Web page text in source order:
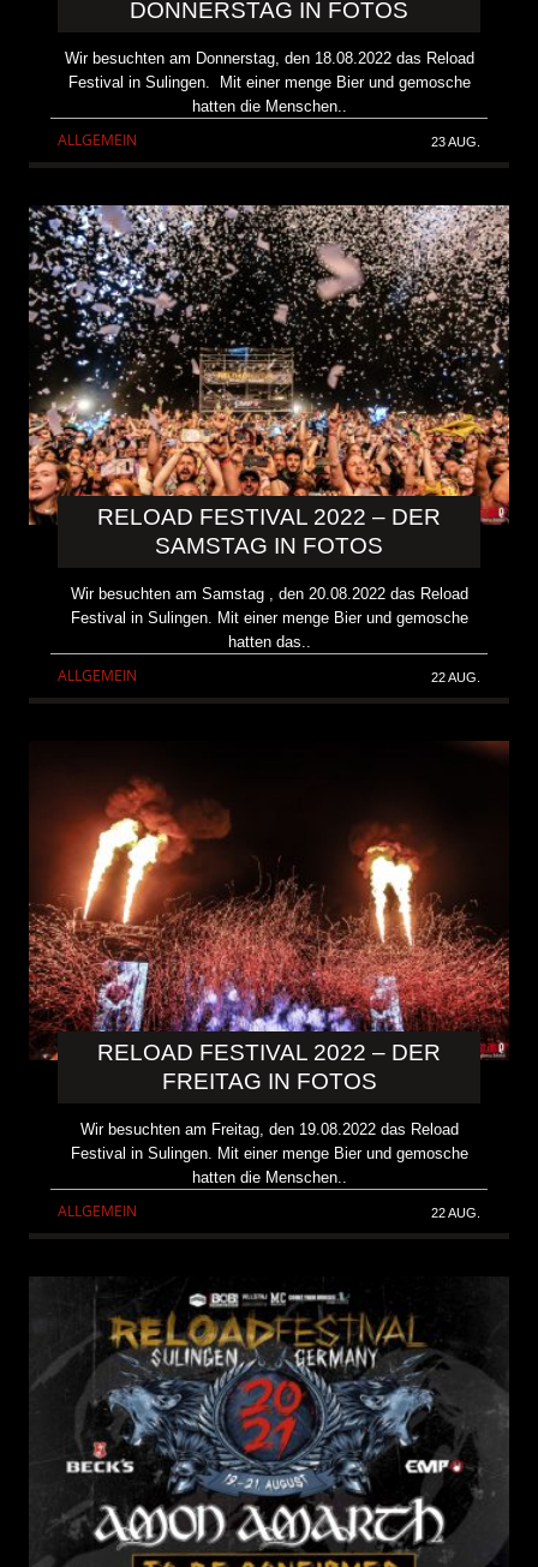
DONNERSTAG IN FOTOS
Wir besuchten am Donnerstag, den 18.08.2022 das Reload
Festival in Sulingen. Mit einer menge Bier und gemosche
hatten die Menschen..
ALLGEMEIN 23 AUG.
RELOAD FESTIVAL 2022 – DER
SAMSTAG IN FOTOS
Wir besuchten am Samstag , den 20.08.2022 das Reload
Festival in Sulingen. Mit einer menge Bier und gemosche
hatten das..
ALLGEMEIN 22 AUG.
RELOAD FESTIVAL 2022 – DER
FREITAG IN FOTOS
Wir besuchten am Freitag, den 19.08.2022 das Reload
Festival in Sulingen. Mit einer menge Bier und gemosche
hatten die Menschen..
ALLGEMEIN 22 AUG.